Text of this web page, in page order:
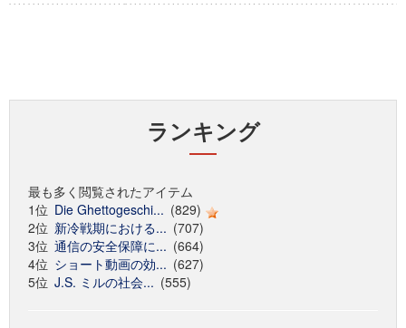
ランキング
最も多く閲覧されたアイテム
1位 Die Ghettogeschi... (829)
2位 新冷戦期における... (707)
3位 通信の安全保障に... (664)
4位 ショート動画の効... (627)
5位 J.S. ミルの社会... (555)